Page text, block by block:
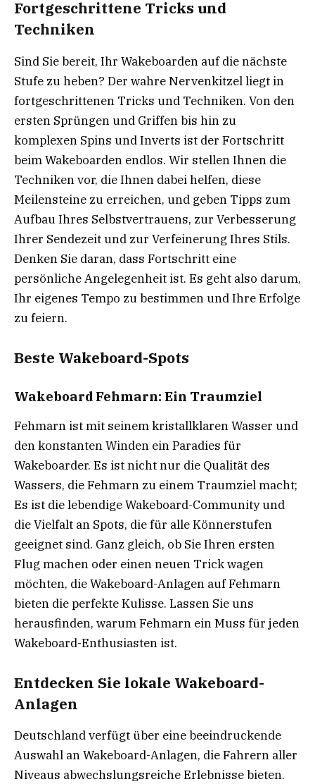
Fortgeschrittene Tricks und
Techniken
Sind Sie bereit, Ihr Wakeboarden auf die nächste
Stufe zu heben? Der wahre Nervenkitzel liegt in
fortgeschrittenen Tricks und Techniken. Von den
ersten Sprüngen und Griffen bis hin zu
komplexen Spins und Inverts ist der Fortschritt
beim Wakeboarden endlos. Wir stellen Ihnen die
Techniken vor, die Ihnen dabei helfen, diese
Meilensteine zu erreichen, und geben Tipps zum
Aufbau Ihres Selbstvertrauens, zur Verbesserung
Ihrer Sendezeit und zur Verfeinerung Ihres Stils.
Denken Sie daran, dass Fortschritt eine
persönliche Angelegenheit ist. Es geht also darum,
Ihr eigenes Tempo zu bestimmen und Ihre Erfolge
zu feiern.
Beste Wakeboard-Spots
Wakeboard Fehmarn: Ein Traumziel
Fehmarn ist mit seinem kristallklaren Wasser und
den konstanten Winden ein Paradies für
Wakeboarder. Es ist nicht nur die Qualität des
Wassers, die Fehmarn zu einem Traumziel macht;
Es ist die lebendige Wakeboard-Community und
die Vielfalt an Spots, die für alle Könnerstufen
geeignet sind. Ganz gleich, ob Sie Ihren ersten
Flug machen oder einen neuen Trick wagen
möchten, die Wakeboard-Anlagen auf Fehmarn
bieten die perfekte Kulisse. Lassen Sie uns
herausfinden, warum Fehmarn ein Muss für jeden
Wakeboard-Enthusiasten ist.
Entdecken Sie lokale Wakeboard-
Anlagen
Deutschland verfügt über eine beeindruckende
Auswahl an Wakeboard-Anlagen, die Fahrern aller
Niveaus abwechslungsreiche Erlebnisse bieten.